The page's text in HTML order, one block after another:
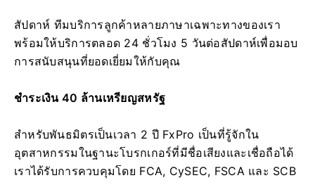
สัปดาห์ ทีมบริการลูกค้าหลายภาษาเฉพาะทางของเรา
พร้อมให้บริการตลอด 24 ชั่วโมง 5 วันต่อสัปดาห์เพื่อมอบ
การสนับสนุนที่ยอดเยี่ยมให้กับคุณ
ชำระเงิน 40 ล้านเหรียญสหรัฐ
สำหรับพันธมิตรเป็นเวลา 2 ปี FxPro เป็นที่รู้จักใน
อุตสาหกรรมในฐานะโบรกเกอร์ที่มีชื่อเสียงและเชื่อถือได้
เราได้รับการควบคุมโดย FCA, CySEC, FSCA และ SCB